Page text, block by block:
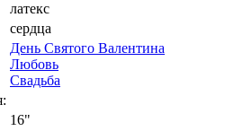
латекс
сердца
День Святого Валентина
Любовь
Свадьба
16"